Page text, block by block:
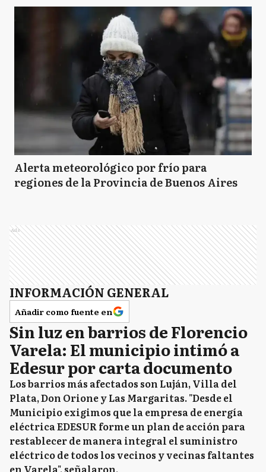
Alerta meteorológico por frío para
regiones de la Provincia de Buenos Aires
Ads
INFORMACIÓN GENERAL
Añadir como fuente en
Sin luz en barrios de Florencio
Varela: El municipio intimó a
Edesur por carta documento
Los barrios más afectados son Luján, Villa del
Plata, Don Orione y Las Margaritas. "Desde el
Municipio exigimos que la empresa de energía
eléctrica EDESUR forme un plan de acción para
restablecer de manera integral el suministro
eléctrico de todos los vecinos y vecinas faltantes
en Varela", señalaron.